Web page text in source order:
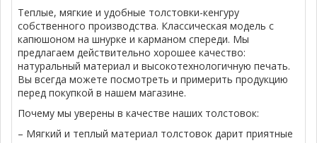
Теплые, мягкие и удобные толстовки-кенгуру
собственного производства. Классическая модель с
капюшоном на шнурке и карманом спереди. Мы
предлагаем действительно хорошее качество:
натуральный материал и высокотехнологичную печать.
Вы всегда можете посмотреть и примерить продукцию
перед покупкой в нашем магазине.
Почему мы уверены в качестве наших толстовок:
– Мягкий и теплый материал толстовок дарит приятные